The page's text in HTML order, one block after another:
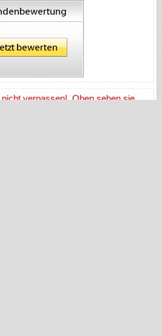
verpassen! Oben sehen sie